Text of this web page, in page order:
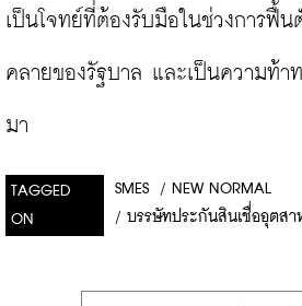
เป็นโจทย์ที่ต้องรับมือในช่วงการฟื้น
คลายของรัฐบาล และเป็นความท้า
มา
TAGGED
ON
SMES / NEW NORMAL
/ บรรษัทประกันสินเชื่ออุตส